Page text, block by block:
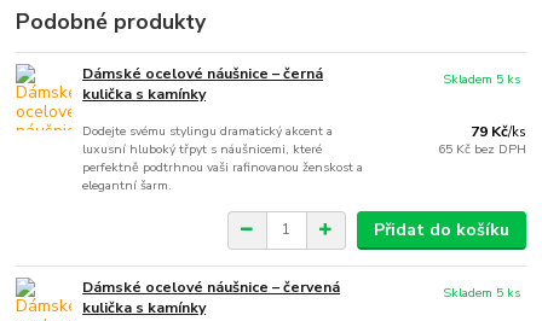
Podobné produkty
Dámské ocelové náušnice – černá
kulička s kamínky
Dodejte svému stylingu dramatický akcent a
luxusní hluboký třpyt s náušnicemi, které
perfektně podtrhnou vaši rafinovanou ženskost a
elegantní šarm.
79 Kč/ks
65 Kč bez DPH
Skladem 5 ks
Přidat do košíku
Dámské ocelové náušnice – červená
kulička s kamínky
Skladem 5 ks